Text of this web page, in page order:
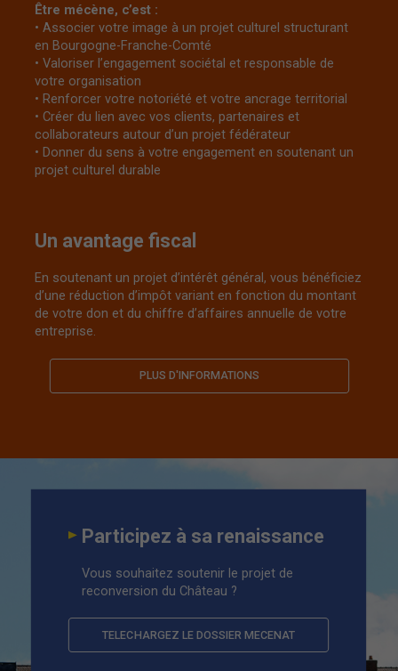
Être mécène, c’est :
• Associer votre image à un projet culturel structurant
en Bourgogne-Franche-Comté
• Valoriser l’engagement sociétal et responsable de
votre organisation
• Renforcer votre notoriété et votre ancrage territorial
• Créer du lien avec vos clients, partenaires et
collaborateurs autour d’un projet fédérateur
• Donner du sens à votre engagement en soutenant un
projet culturel durable
Un avantage fiscal
En soutenant un projet d’intérêt général, vous bénéficiez
d’une réduction d’impôt variant en fonction du montant
de votre don et du chiffre d’affaires annuelle de votre
entreprise.
PLUS D'INFORMATIONS
Participez à sa renaissance
Vous souhaitez soutenir le projet de
reconversion du Château ?
TELECHARGEZ LE DOSSIER MECENAT